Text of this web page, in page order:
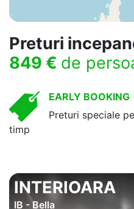
Preturi
849 € de
EARLY BOOKING
Preturi speciale
timp
INTERIOARA
IB - Bella